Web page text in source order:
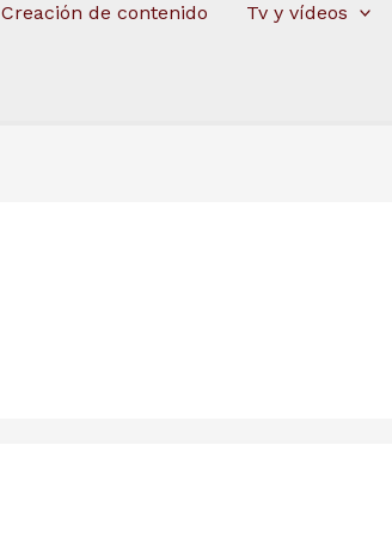
Creación de contenido Tv y vídeos